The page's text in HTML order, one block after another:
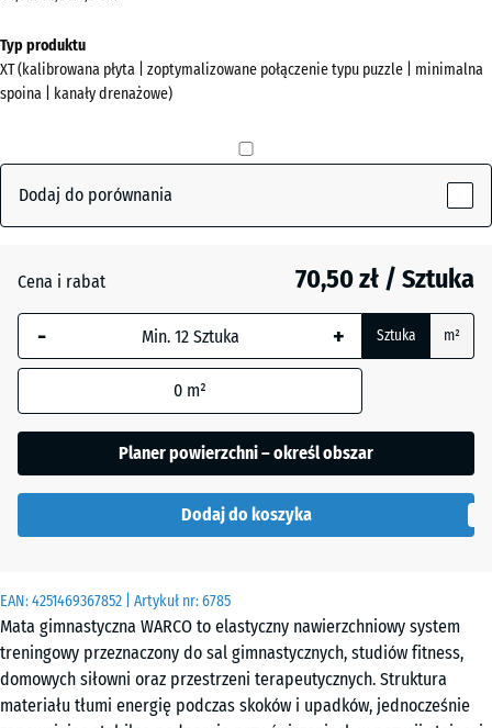
EAN:4251469367852 | Artykuł nr:6785
Mata gimnastyczna WARCO to elastyczny nawierzchniowy system
treningowy przeznaczony do sal gimnastycznych, studiów fitness,
domowych siłowni oraz przestrzeni terapeutycznych. Struktura
materiału tłumi energię podczas skoków i upadków, jednocześnie
o
kolorach?
Pokaż
paletę
(active)
granit
Etna
Szary
granit
Terakota
Typ produktu
XT (kalibrowana płyta | zoptymalizowane połączenie typu puzzle | minimalna
spoina | kanały drenażowe)
Dodaj do porównania
Cena i rabat 70,50 zł / Sztuka
- + Sztuka m²
0 m²
Planer powierzchni – określ obszar
Dodaj do koszyka